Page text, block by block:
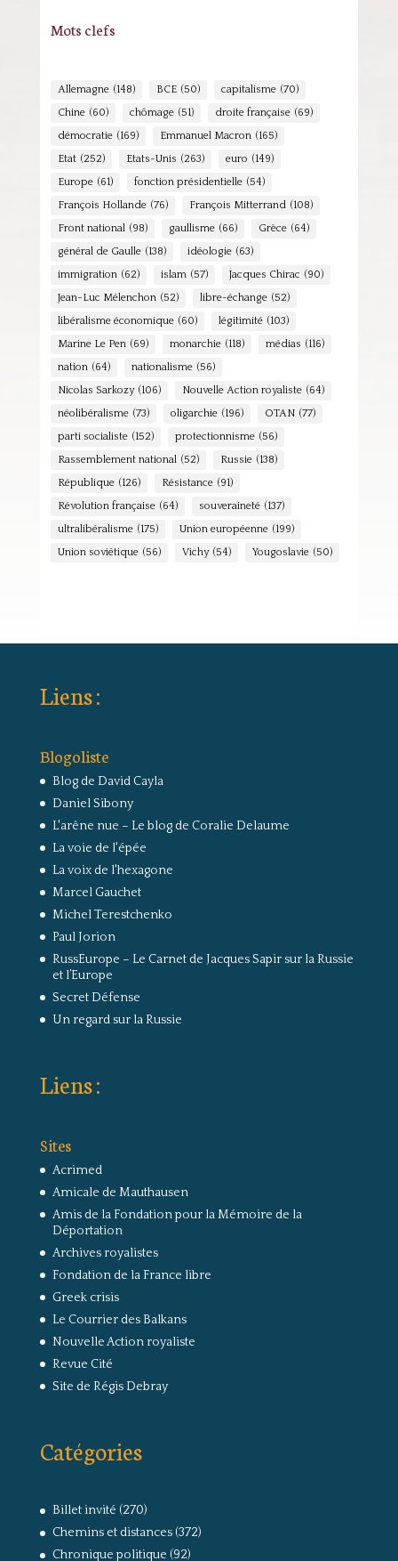
Mots clefs
Allemagne (148) BCE (50) capitalisme (70)
Chine (60) chômage (51) droite française (69)
démocratie (169) Emmanuel Macron (165)
Etat (252) Etats-Unis (263) euro (149)
Europe (61) fonction présidentielle (54)
François Hollande (76) François Mitterrand (108)
Front national (98) gaullisme (66) Grèce (64)
général de Gaulle (138) idéologie (63)
immigration (62) islam (57) Jacques Chirac (90)
Jean-Luc Mélenchon (52) libre-échange (52)
libéralisme économique (60) légitimité (103)
Marine Le Pen (69) monarchie (118) médias (116)
nation (64) nationalisme (56)
Nicolas Sarkozy (106) Nouvelle Action royaliste (64)
néolibéralisme (73) oligarchie (196) OTAN (77)
parti socialiste (152) protectionnisme (56)
Rassemblement national (52) Russie (138)
République (126) Résistance (91)
Révolution française (64) souveraineté (137)
ultralibéralisme (175) Union européenne (199)
Union soviétique (56) Vichy (54) Yougoslavie (50)
Liens :
Blogoliste
Blog de David Cayla
Daniel Sibony
L'arêne nue – Le blog de Coralie Delaume
La voie de l'épée
La voix de l'hexagone
Marcel Gauchet
Michel Terestchenko
Paul Jorion
RussEurope – Le Carnet de Jacques Sapir sur la Russie
et l’Europe
Secret Défense
Un regard sur la Russie
Liens :
Sites
Acrimed
Amicale de Mauthausen
Amis de la Fondation pour la Mémoire de la
Déportation
Archives royalistes
Fondation de la France libre
Greek crisis
Le Courrier des Balkans
Nouvelle Action royaliste
Revue Cité
Site de Régis Debray
Catégories
Billet invité (270)
Chemins et distances(372)
Chronique politique (92)